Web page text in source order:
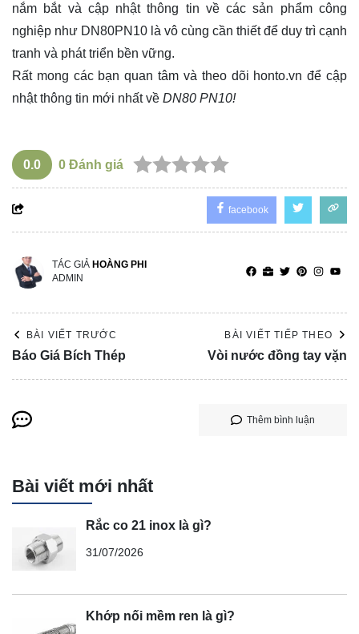
nắm bắt và cập nhật thông tin về các sản phẩm công
nghiệp như DN80PN10 là vô cùng cần thiết để duy trì cạnh
tranh và phát triển bền vững.
Rất mong các bạn quan tâm và theo dõi honto.vn để cập
nhật thông tin mới nhất về DN80 PN10!
0.0 0 Đánh giá
facebook
TÁC GIẢ HOÀNG PHI
ADMIN
BÀI VIẾT TRƯỚC
Báo Giá Bích Thép
BÀI VIẾT TIẾP THEO
Vòi nước đồng tay vặn
Thêm bình luận
Bài viết mới nhất
Rắc co 21 inox là gì?
31/07/2026
Khớp nối mềm ren là gì?